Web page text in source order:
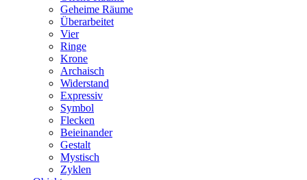
Geheime Räume
Überarbeitet
Vier
Ringe
Krone
Archaisch
Widerstand
Expressiv
Symbol
Flecken
Beieinander
Gestalt
Mystisch
Zyklen